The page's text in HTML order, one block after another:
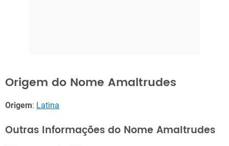
Origem do Nome Amaltrudes
Origem: Latina
Outras Informações do Nome Amaltrudes